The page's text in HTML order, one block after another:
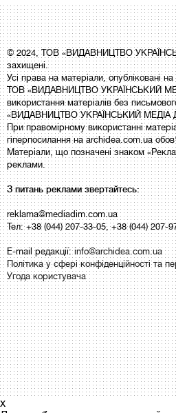
© 2024, ТОВ «ВИДАВНИЦТВО
захищені.
Усі права на матеріали, опубліковані
ТОВ «ВИДАВНИЦТВО УКРАЇНСЬКИЙ
використання матеріалів без
«ВИДАВНИЦТВО УКРАЇНСЬКИЙ МЕДІА
При правомірному використанні
гіперпосилання на archidea.com.ua
Матеріали, що позначені знаком
реклами.
З питань реклами звертайтесь:
reklama@mediadim.com.ua
Тел: +38 (044) 207-33-05, +38 (044) 207-
E-mail редакції:info@archidea.com.ua
Політика у сфері конфіденційності та
Угода користувача
x